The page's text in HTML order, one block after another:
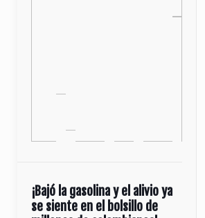
¡Bajó la gasolina y el alivio ya
se siente en el bolsillo de